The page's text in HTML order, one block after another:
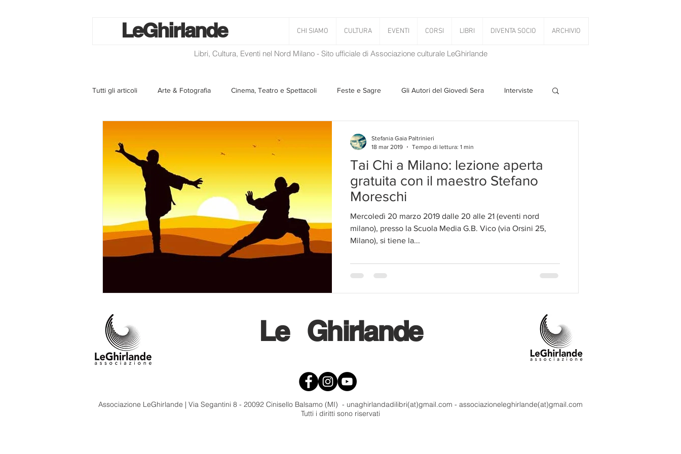
CHI SIAMO CULTURA EVENTI CORSI LIBRI DIVENTA SOCIO ARCHIVIO
LeGhirlande
Libri, Cultura, Eventi nel Nord Milano - Sito ufficiale di Associazione culturale LeGhirlande
Tutti gli articoli Arte & Fotografia Cinema, Teatro e Spettacoli Feste e Sagre Gli Autori del Giovedì Sera Interviste
Eventi ed iniziative Salvaguardia dell'ambiente Ambiente PanettoniAMOCi
Homepage Progetti CiniZEN
Tai Chi a Milano: lezione aperta
gratuita con il maestro Stefano
Moreschi
Mercoledì 20 marzo 2019 dalle 20 alle 21 (eventi nord
milano), presso la Scuola Media G.B. Vico (via Orsini 25,
Milano), si tiene la...
Stefania Gaia Paltrinieri
18 mar 2019
Tempo di lettura: 1 min
Le Ghirlande
Associazione LeGhirlande | Via Segantini 8 - 20092 Cinisello Balsamo (MI) - unaghirlandadilibri(at)gmail.com - associazioneleghirlande(at)gmail.com
Tutti i diritti sono riservati